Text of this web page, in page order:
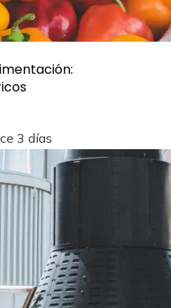
3 días